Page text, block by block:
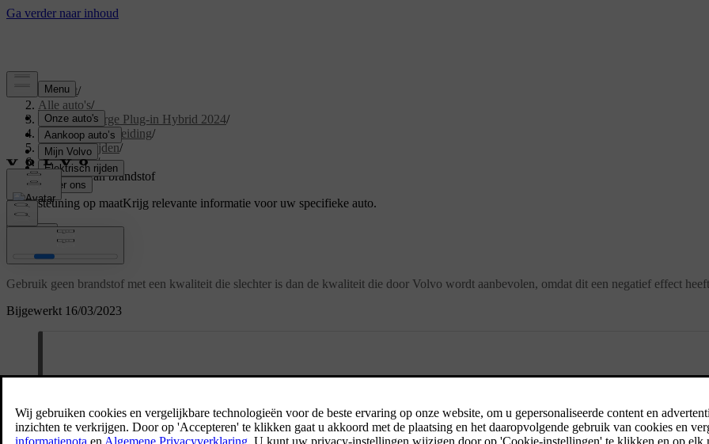
Support/
Alle auto's/
XC40 Recharge Plug-in Hybrid 2024/
Gebruikershandleiding/
Starten en rijden/
Brandstof/
Hanteren van brandstof
Ondersteuning op maatKrijg relevante informatie voor uw specifieke auto.
Bijgewerkt 16/03/2023
Hanteren van brandstof
Gebruik geen brandstof met een kwaliteit die slechter is dan de kwaliteit die door Volvo wordt aanbevolen, omdat dit een negatief effect